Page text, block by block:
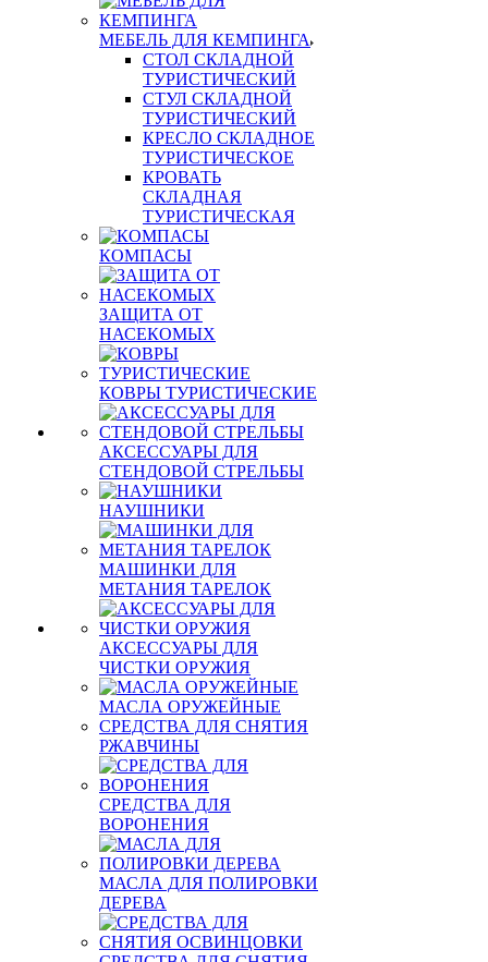
МЕБЕЛЬ ДЛЯ КЕМПИНГА
СТОЛ СКЛАДНОЙ
ТУРИСТИЧЕСКИЙ
СТУЛ СКЛАДНОЙ
ТУРИСТИЧЕСКИЙ
КРЕСЛО СКЛАДНОЕ
ТУРИСТИЧЕСКОЕ
КРОВАТЬ
СКЛАДНАЯ
ТУРИСТИЧЕСКАЯ
КОМПАСЫ
ЗАЩИТА ОТ
НАСЕКОМЫХ
КОВРЫ ТУРИСТИЧЕСКИЕ
АКСЕССУАРЫ ДЛЯ
СТЕНДОВОЙ СТРЕЛЬБЫ
НАУШНИКИ
МАШИНКИ ДЛЯ
МЕТАНИЯ ТАРЕЛОК
АКСЕССУАРЫ ДЛЯ
ЧИСТКИ ОРУЖИЯ
МАСЛА ОРУЖЕЙНЫЕ
СРЕДСТВА ДЛЯ СНЯТИЯ
РЖАВЧИНЫ
СРЕДСТВА ДЛЯ
ВОРОНЕНИЯ
МАСЛА ДЛЯ ПОЛИРОВКИ
ДЕРЕВА